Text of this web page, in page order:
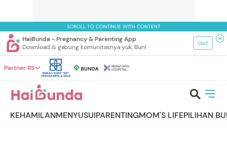
SCROLL TO CONTINUE WITH CONTENT
HaiBunda - Pregnancy & Parenting App
Download & gabung komunitasnya yuk, Bun!
Get
Partner RS
KEHAMILANMENYUSUIPARENTINGMOM'S LIFEPILIHAN